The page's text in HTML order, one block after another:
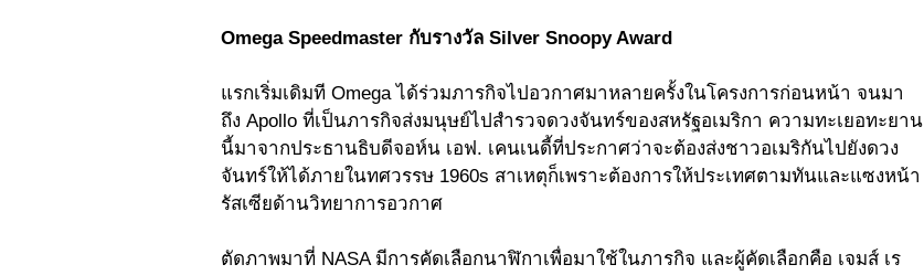
Omega Speedmaster กับรางวัล Silver Snoopy Award
แรกเริ่มเดิมที Omega ได้ร่วมภารกิจไปอวกาศมาหลายครั้งในโครงการก่อนหน้า จนมา
ถึง Apollo ที่เป็นภารกิจส่งมนุษย์ไปสำรวจดวงจันทร์ของสหรัฐอเมริกา ความทะเยอทะยาน
นี้มาจากประธานธิบดีจอห์น เอฟ. เคนเนดี้ที่ประกาศว่าจะต้องส่งชาวอเมริกันไปยังดวง
จันทร์ให้ได้ภายในทศวรรษ 1960s สาเหตุก็เพราะต้องการให้ประเทศตามทันและแซงหน้า
รัสเซียด้านวิทยาการอวกาศ
ตัดภาพมาที่ NASA มีการคัดเลือกนาฬิกาเพื่อมาใช้ในภารกิจ และผู้คัดเลือกคือ เจมส์ เร